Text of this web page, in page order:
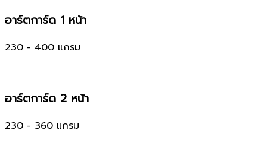
อาร์ตการ์ด 1 หน้า
230 - 400 แกรม
อาร์ตการ์ด 2 หน้า
230 - 360 แกรม